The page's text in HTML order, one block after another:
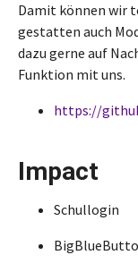
Damit können wir
gestatten auch
dazu gerne auf
Funktion mit uns.
https://
Impact
Schullogin